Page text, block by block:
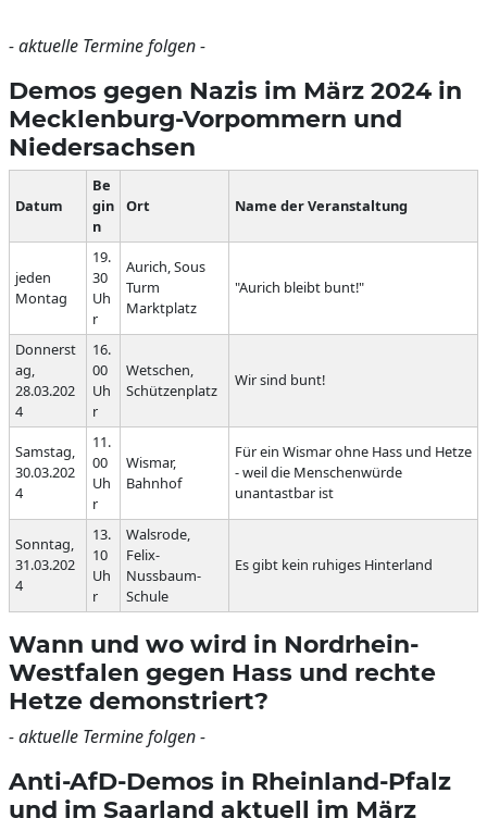
- aktuelle Termine folgen -
Demos gegen Nazis im März 2024 in
Mecklenburg-Vorpommern und
Niedersachsen
Datum
Be
gin
n
Ort Name der Veranstaltung
jeden
Montag
19.
30
Uh
r
Aurich, Sous
Turm
Marktplatz
"Aurich bleibt bunt!"
Donnerst
ag,
28.03.202
4
16.
00
Uh
r
Wetschen,
Schützenplatz
Wir sind bunt!
Samstag,
30.03.202
4
11.
00
Uh
r
Wismar,
Bahnhof
Für ein Wismar ohne Hass und Hetze
- weil die Menschenwürde
unantastbar ist
Sonntag,
31.03.202
4
13.
10
Uh
r
Walsrode,
Felix-
Nussbaum-
Schule
Es gibt kein ruhiges Hinterland
Wann und wo wird in Nordrhein-
Westfalen gegen Hass und rechte
Hetze demonstriert?
- aktuelle Termine folgen -
Anti-AfD-Demos in Rheinland-Pfalz
und im Saarland aktuell im März